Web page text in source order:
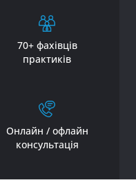
70+ фахівців
практиків
Онлайн / офлайн
консультація